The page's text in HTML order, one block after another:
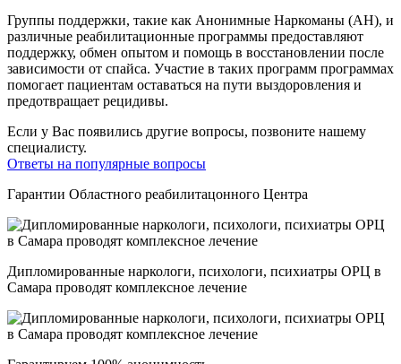
Группы поддержки, такие как Анонимные Наркоманы (АН), и
различные реабилитационные программы предоставляют
поддержку, обмен опытом и помощь в восстановлении после
зависимости от спайса. Участие в таких программ программах
помогает пациентам оставаться на пути выздоровления и
предотвращает рецидивы.
Если у Вас появились другие вопросы, позвоните нашему
специалисту.
Ответы на популярные вопросы
Гарантии Областного реабилитацонного Центра
Дипломированные наркологи, психологи, психиатры ОРЦ в
Самара проводят комплексное лечение